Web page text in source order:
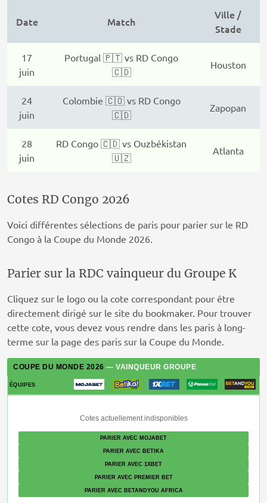
Date Match
Ville /
Stade
17
juin
Portugal 🇵🇹 vs RD Congo
🇨🇩
Houston
24
juin
Colombie 🇨🇴 vs RD Congo
🇨🇩
Zapopan
28
juin
RD Congo 🇨🇩 vs Ouzbékistan
🇺🇿
Atlanta
Cotes RD Congo 2026
Voici différentes sélections de paris pour parier sur le RD
Congo à la Coupe du Monde 2026.
Parier sur la RDC vainqueur du Groupe K
Cliquez sur le logo ou la cote correspondant pour être
directement dirigé sur le site du bookmaker. Pour trouver
cette cote, vous devez vous rendre dans les paris à long-
terme sur la page des paris sur la Coupe du Monde.